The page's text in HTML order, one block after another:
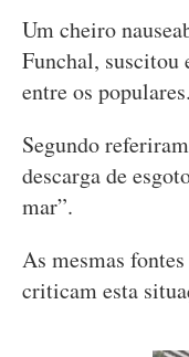
Um cheiro
Funchal, suscitou
entre os populares.
Segundo
descarga de
mar”.
As mesmas
criticam esta